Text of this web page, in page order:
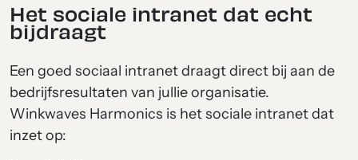
Het sociale intranet dat echt
bijdraagt
Een goed sociaal intranet draagt direct bij aan de
bedrijfsresultaten van jullie organisatie.
Winkwaves Harmonics is het sociale intranet dat
inzet op: